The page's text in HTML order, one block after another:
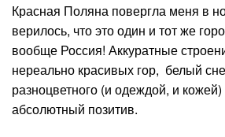
Красная Поляна повергла меня в
верилось, что это один и тот же
вообще Россия! Аккуратные
нереально красивых гор, белый
разноцветного (и одеждой, и
абсолютный позитив.